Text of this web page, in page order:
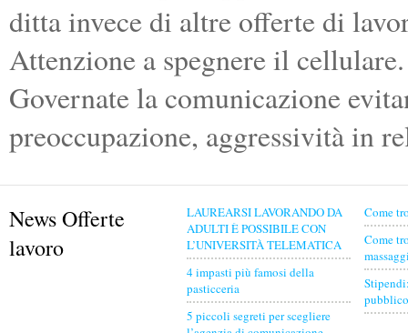
ditta invece di altre offerte di
Attenzione a spegnere il cellulare.
Governate la comunicazione
preoccupazione, aggressività in
News Offerte
lavoro
LAUREARSI LAVORANDO DA
ADULTI È POSSIBILE CON
L’UNIVERSITÀ TELEMATICA
4 impasti più famosi della
pasticceria
5 piccoli segreti per scegliere
Come
Come